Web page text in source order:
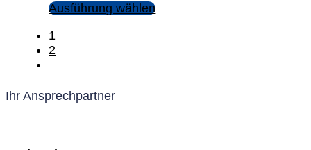
Ausführung wählen
1
2
Ihr Ansprechpartner